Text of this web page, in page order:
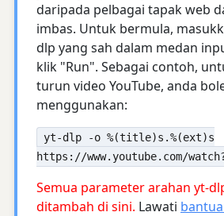
daripada pelbagai tapak web
imbas. Untuk bermula,
dlp yang sah dalam medan
klik "Run". Sebagai contoh,
turun video YouTube, anda
menggunakan:
yt-dlp -o %(title)s.%(ext)s
https://www.youtube.com/
Semua parameter arahan yt-
ditambah di sini. Lawati